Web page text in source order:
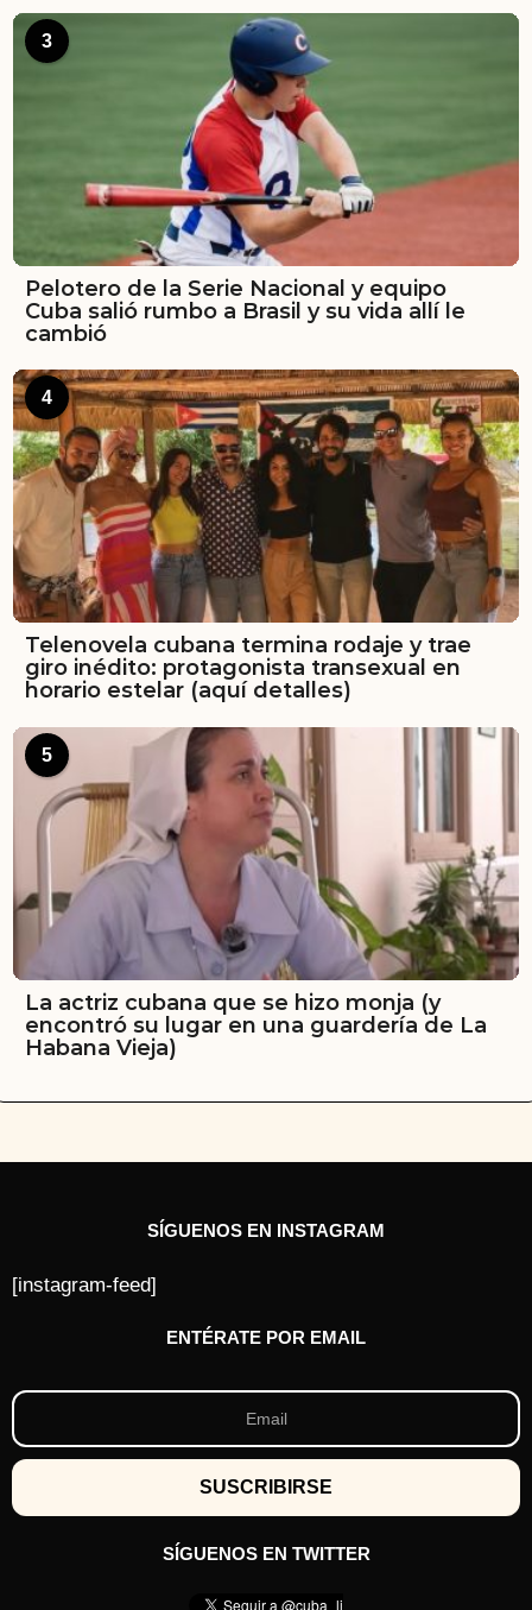
3
Pelotero de la Serie Nacional y equipo
Cuba salió rumbo a Brasil y su vida allí le
cambió
4
Telenovela cubana termina rodaje y trae
giro inédito: protagonista transexual en
horario estelar (aquí detalles)
5
La actriz cubana que se hizo monja (y
encontró su lugar en una guardería de La
Habana Vieja)
SÍGUENOS EN INSTAGRAM
[instagram-feed]
ENTÉRATE POR EMAIL
SÍGUENOS EN TWITTER